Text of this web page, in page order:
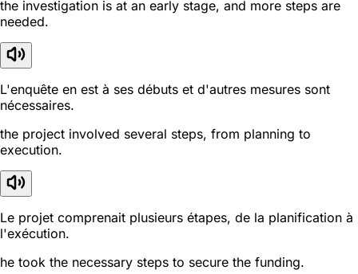
the investigation is at an early stage, and more steps are
needed.
L'enquête en est à ses débuts et d'autres mesures sont
nécessaires.
the project involved several steps, from planning to
execution.
Le projet comprenait plusieurs étapes, de la planification à
l'exécution.
he took the necessary steps to secure the funding.